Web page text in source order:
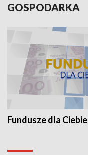
GOSPODARKA
Fundusze dla Ciebie